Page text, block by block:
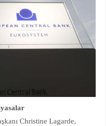
Christine Lagarde,